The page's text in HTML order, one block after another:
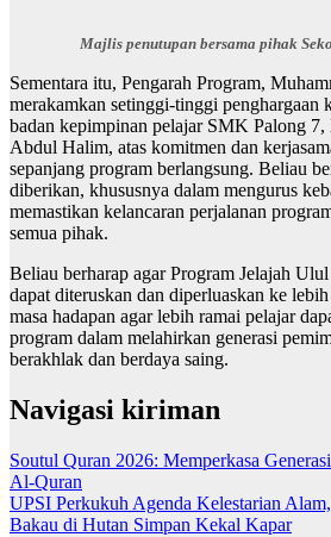
Majlis penutupan bersama pihak
Sementara itu, Pengarah Program,
merakamkan setinggi-tinggi penghargaan
badan kepimpinan pelajar SMK Palong
Abdul Halim, atas komitmen dan
sepanjang program berlangsung. Beliau
diberikan, khususnya dalam mengurus
memastikan kelancaran perjalanan
semua pihak.
Beliau berharap agar Program Jelajah
dapat diteruskan dan diperluaskan ke
masa hadapan agar lebih ramai pelajar
program dalam melahirkan generasi
berakhlak dan berdaya saing.
Navigasi kiriman
Soutul Quran 2026: Memperkasa
Al-Quran
UPSI Perkukuh Agenda Kelestarian
Bakau di Hutan Simpan Kekal Kapar